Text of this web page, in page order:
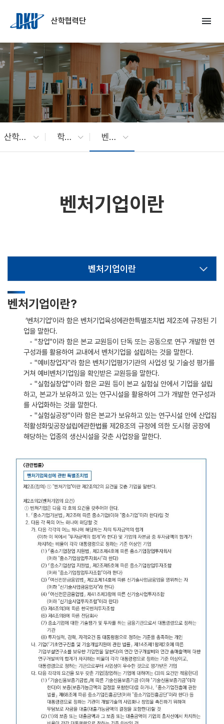
산학협력단
menu
산학협력 학내 벤처기업 벤처기업이란
벤처기업이란
벤처기업이란
벤처기업이란?
‘벤처기업’이라 함은 벤처기업육성에관한특별조치법 제2조에 규정된 기
업을 말한다.
- "창업"이라 함은 본교 교원등이 단독 또는 공동으로 연구 개발한 연
구성과를 활용하여 교내에서 벤처기업을 설립하는 것을 말한다.
- "예비창업자"라 함은 벤처기업평가기관의 사업성 및 기술성 평가를
거쳐 예비벤처기업임을 확인받은 교원등을 말한다.
- "실험실창업"이라 함은 교원 등이 본교 실험실 안에서 기업을 설립
하고, 본교가 보유하고 있는 연구시설을 활용하여 그가 개발한 연구성과
를 사업화하는 것을 말한다.
- "실험실공장"이라 함은 본교가 보유하고 있는 연구시설 안에 산업집
적활성화및공장설립에관한법률 제28조의 규정에 의한 도시형 공장에
해당하는 업종의 생산시설을 갖춘 사업장을 말한다.